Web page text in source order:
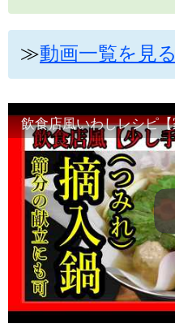
≫動画一覧を見る